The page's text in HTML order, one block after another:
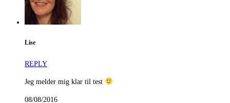
Lise
REPLY
Jeg melder mig klar til test
08/08/2016